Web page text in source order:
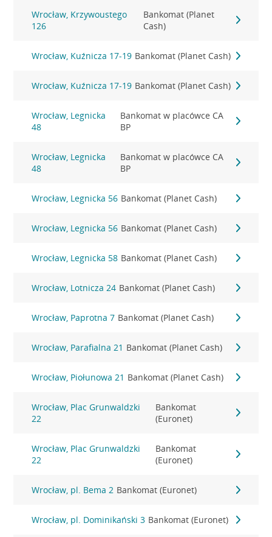
Wrocław, Krzywoustego
126
Bankomat (Planet
Cash)
Wrocław, Kuźnicza 17-19 Bankomat (Planet Cash)
Wrocław, Kuźnicza 17-19 Bankomat (Planet Cash)
Wrocław, Legnicka
48
Bankomat w placówce CA
BP
Wrocław, Legnicka
48
Bankomat w placówce CA
BP
Wrocław, Legnicka 56 Bankomat (Planet Cash)
Wrocław, Legnicka 56 Bankomat (Planet Cash)
Wrocław, Legnicka 58 Bankomat (Planet Cash)
Wrocław, Lotnicza 24 Bankomat (Planet Cash)
Wrocław, Paprotna 7 Bankomat (Planet Cash)
Wrocław, Parafialna 21 Bankomat (Planet Cash)
Wrocław, Piołunowa 21 Bankomat (Planet Cash)
Wrocław, Plac Grunwaldzki
22
Bankomat
(Euronet)
Wrocław, Plac Grunwaldzki
22
Bankomat
(Euronet)
Wrocław, pl. Bema 2 Bankomat (Euronet)
Wrocław, pl. Dominikański 3 Bankomat (Euronet)